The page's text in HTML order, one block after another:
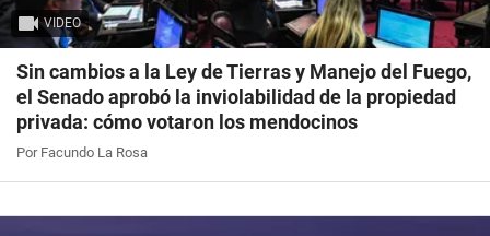
VIDEO
Sin cambios a la Ley de Tierras y Manejo del Fuego,
el Senado aprobó la inviolabilidad de la propiedad
privada: cómo votaron los mendocinos
Por Facundo La Rosa